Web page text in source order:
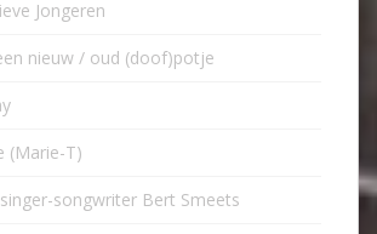
Jongeren
nieuw / oud (doof)potje
(Marie-T)
songwriter Bert Smeets